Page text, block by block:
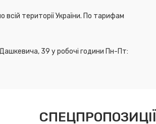
території України. По тарифам
39 у робочі години Пн-Пт:
СПЕЦПРОПОЗИЦІЇ